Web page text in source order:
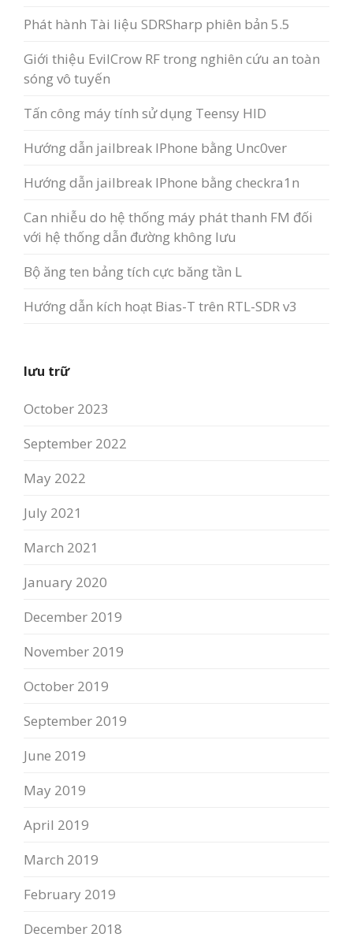
Phát hành Tài liệu SDRSharp phiên bản 5.5
Giới thiệu EvilCrow RF trong nghiên cứu an toàn
sóng vô tuyến
Tấn công máy tính sử dụng Teensy HID
Hướng dẫn jailbreak IPhone bằng Unc0ver
Hướng dẫn jailbreak IPhone bằng checkra1n
Can nhiễu do hệ thống máy phát thanh FM đối
với hệ thống dẫn đường không lưu
Bộ ăng ten bảng tích cực băng tần L
Hướng dẫn kích hoạt Bias-T trên RTL-SDR v3
lưu trữ
October 2023
September 2022
May 2022
July 2021
March 2021
January 2020
December 2019
November 2019
October 2019
September 2019
June 2019
May 2019
April 2019
March 2019
February 2019
December 2018